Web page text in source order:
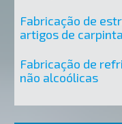
Fabricação de
artigos de
Fabricação de
não alcoólicas